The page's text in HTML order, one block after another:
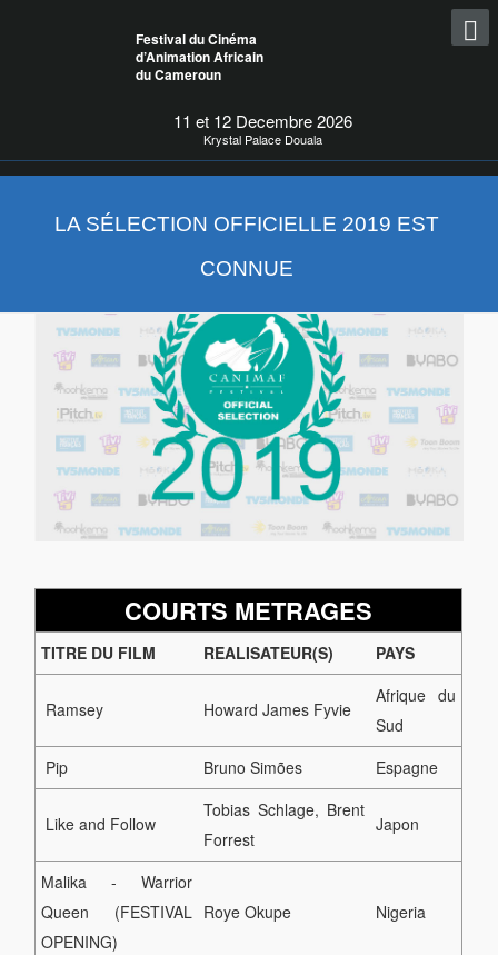
Festival du Cinéma
d’Animation Africain
du Cameroun
11 et 12 Decembre 2026
Krystal Palace Douala
LA SÉLECTION OFFICIELLE 2019 EST
CONNUE
COURTS METRAGES
TITRE DU FILM REALISATEUR(S) PAYS
Ramsey Howard James Fyvie
Afrique du
Sud
Pip
Bruno Simões Espagne
Like and Follow
Tobias Schlage, Brent
Forrest
Japon
Malika - Warrior
Queen (FESTIVAL
OPENING)
Roye Okupe Nigeria